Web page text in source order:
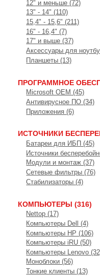
12" и меньше (72)
13" - 14" (110)
15,4" - 15,6" (211)
16" - 16,4" (7)
17" и выше (37)
Аксессуары для
Планшеты (13)
ПРОГРАММНОЕ
Microsoft OEM (45)
Антивирусное ПО (34)
Приложения (6)
ИСТОЧНИКИ
Батареи для ИБП (45)
Источники
Модули и монтаж (37)
Сетевые фильтры (76)
Стабилизаторы (4)
КОМПЬЮТЕРЫ (316)
Nettop (17)
Компьютеры Dell (4)
Компьютеры HP (106)
Компьютеры iRU (50)
Компьютеры Lenovo
Моноблоки (56)
Тонкие клиенты (13)